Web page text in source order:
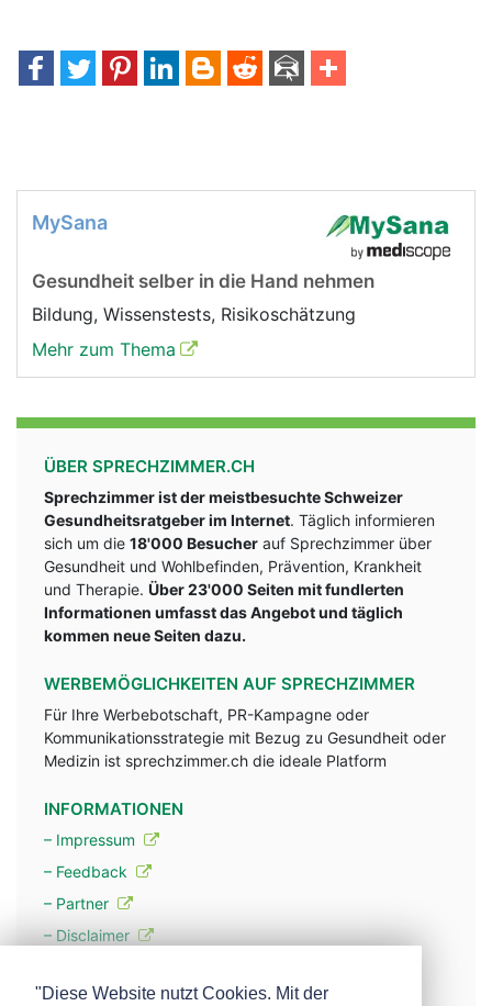
MySana
Gesundheit selber in die Hand nehmen
Bildung, Wissenstests, Risikoschätzung
Mehr zum Thema
ÜBER SPRECHZIMMER.CH
Sprechzimmer ist der meistbesuchte Schweizer
Gesundheitsratgeber im Internet. Täglich informieren
sich um die 18'000 Besucher auf Sprechzimmer über
Gesundheit und Wohlbefinden, Prävention, Krankheit
und Therapie. Über 23'000 Seiten mit fundlerten
Informationen umfasst das Angebot und täglich
kommen neue Seiten dazu.
WERBEMÖGLICHKEITEN AUF SPRECHZIMMER
Für Ihre Werbebotschaft, PR-Kampagne oder
Kommunikationsstrategie mit Bezug zu Gesundheit oder
Medizin ist sprechzimmer.ch die ideale Platform
INFORMATIONEN
– Impressum
– Feedback
– Partner
– Disclaimer
"Diese Website nutzt Cookies. Mit der